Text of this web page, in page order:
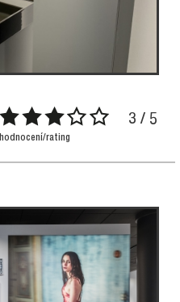
3 / 5
hodnocení/rating